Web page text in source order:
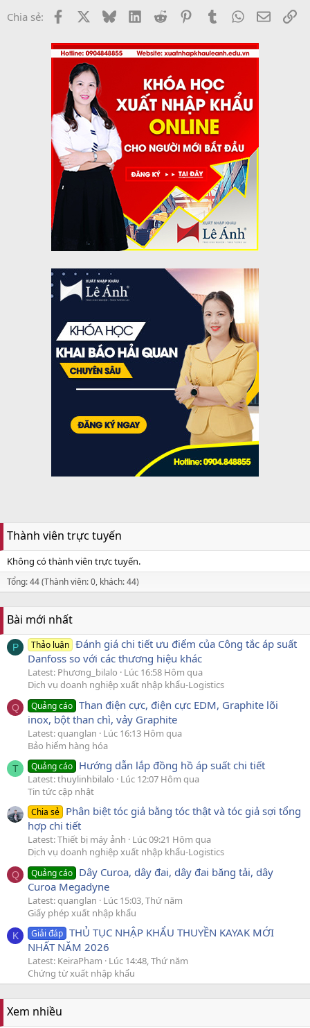
Chia sẻ: Facebook BlueskyLinkedInReddit PinterestTumblrWhatsApp
Email
Thành viên trực tuyến
Không có thành viên trực tuyến.
Tổng: 44 (Thành viên: 0, khách: 44)
Bài mới nhất
P Thảo luận Đánh giá chi tiết ưu điểm của Công tắc áp suất
Danfoss so với các thương hiệu khác
Latest: Phương_bilalo
Lúc 16:58 Hôm qua
Dịch vụ doanh nghiệp xuất nhập khẩu-Logistics
Q Quảng cáo Than điện cực, điện cực EDM, Graphite lõi
inox, bột than chì, vảy Graphite
Latest: quanglan
Lúc 16:13 Hôm qua
Bảo hiểm hàng hóa
T Quảng cáo Hướng dẫn lắp đồng hồ áp suất chi tiết
Latest: thuylinhbilalo
Lúc 12:07 Hôm qua
Tin tức cập nhật
Chia sẻ Phân biệt tóc giả bằng tóc thật và tóc giả sợi tổng
hợp chi tiết
Latest: Thiết bị máy ảnh
Lúc 09:21 Hôm qua
Dịch vụ doanh nghiệp xuất nhập khẩu-Logistics
Q Quảng cáo Dây Curoa, dây đai, dây đai băng tải, dây
Curoa Megadyne
Latest: quanglan
Lúc 15:03, Thứ năm
Giấy phép xuất nhập khẩu
K Giải đáp THỦ TỤC NHẬP KHẨU THUYỀN KAYAK MỚI
NHẤT NĂM 2026
Latest: KeiraPham
Lúc 14:48, Thứ năm
Chứng từ xuất nhập khẩu
Xem nhiều